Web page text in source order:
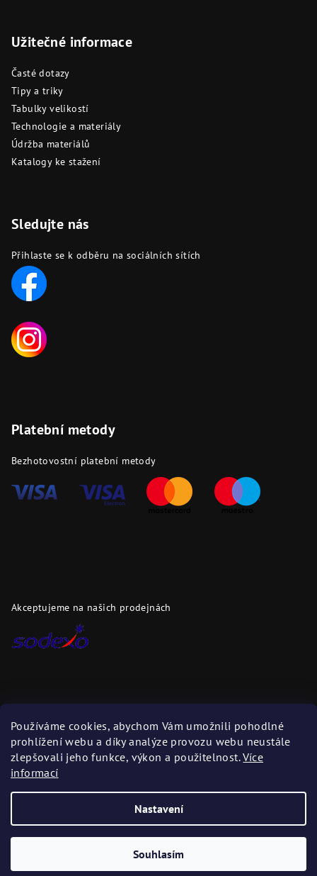
Používáme cookies, abychom Vám umožnili pohodlné
prohlížení webu a díky analýze provozu webu neustále
zlepšovali jeho funkce, výkon a použitelnost.Více
informací
Nastavení
Souhlasím
Užitečné informace
Časté dotazy
Tipy a triky
Tabulky velikostí
Technologie a materiály
Údržba materiálů
Katalogy ke stažení
Sledujte nás
Přihlaste se k odběru na sociálních sítích
Platební metody
Bezhotovostní platební metody
Akceptujeme na našich prodejnách
Zboží zasíláme těmito dopravci
Vytvořil Shoptet